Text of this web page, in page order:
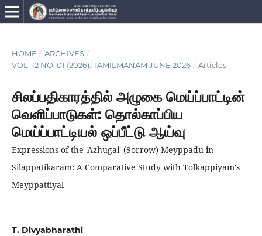
HOME / ARCHIVES /
VOL. 12 NO. 01 (2026): TAMILMANAM JUNE 2026 / Articles
சிலப்பதிகாரத்தில் அழுகை மெய்ப்பாட்டின்
வெளிப்பாடுகள்: தொல்காப்பிய
மெய்ப்பாட்டியல் ஒப்பீட்டு ஆய்வு
Expressions of the 'Azhugai' (Sorrow) Meyppadu in
Silappatikaram: A Comparative Study with Tolkappiyam's
Meyppattiyal
T. Divyabharathi